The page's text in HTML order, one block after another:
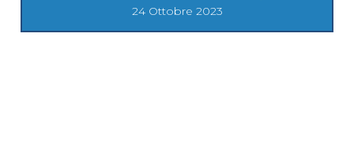
24 Ottobre 2023